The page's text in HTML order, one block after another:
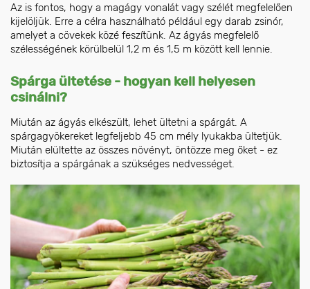
Az is fontos, hogy a magágy vonalát vagy szélét megfelelően
kijelöljük. Erre a célra használható például egy darab zsinór,
amelyet a cövekek közé feszítünk. Az ágyás megfelelő
szélességének körülbelül 1,2 m és 1,5 m között kell lennie.
Spárga ültetése - hogyan kell helyesen
csinálni?
Miután az ágyás elkészült, lehet ültetni a spárgát. A
spárgagyökereket legfeljebb 45 cm mély lyukakba ültetjük.
Miután elültette az összes növényt, öntözze meg őket - ez
biztosítja a spárgának a szükséges nedvességet.